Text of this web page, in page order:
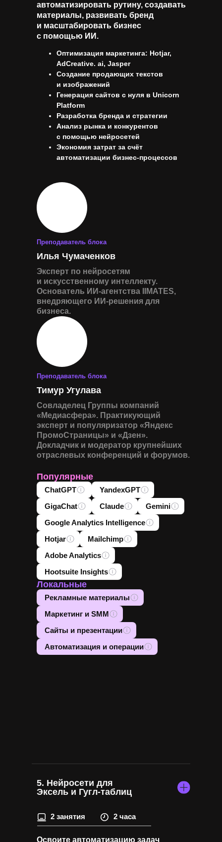
Илья Чумаченков
Эксперт по нейросетям
и искусственному интеллекту.
Основатель ИИ-агентства IIMATES,
внедряющего ИИ-решения для
бизнеса.
Преподаватель блока
Тимур Угулава
Совладелец Группы компаний
«Медиасфера». Практикующий
эксперт и популяризатор «Яндекс
ПромоСтраницы» и «Дзен».
Докладчик и модератор крупнейших
отраслевых конференций и форумов.
Преподаватель блока
автоматизировать рутину, создавать
материалы, развивать бренд
и масштабировать бизнес
с помощью ИИ.
Оптимизация маркетинга: Hotjar,
AdCreative. ai, Jasper
Создание продающих текстов
и изображений
Генерация сайтов с нуля в Unicorn
Platform
Разработка бренда и стратегии
Анализ рынка и конкурентов
с помощью нейросетей
Экономия затрат за счёт
автоматизации бизнес-процессов
Популярные
ChatGPT
YandexGPT
GigaChat
Claude
Gemini
Google Analytics Intelligence
Hotjar
Mailchimp
Adobe Analytics
Hootsuite Insights
Локальные
Рекламные материалы
Маркетинг и SMM
Сайты и презентации
Автоматизация и операции
5. Нейросети для
Эксель и Гугл-таблиц
2 часа
2 занятия
Освоите автоматизацию задач